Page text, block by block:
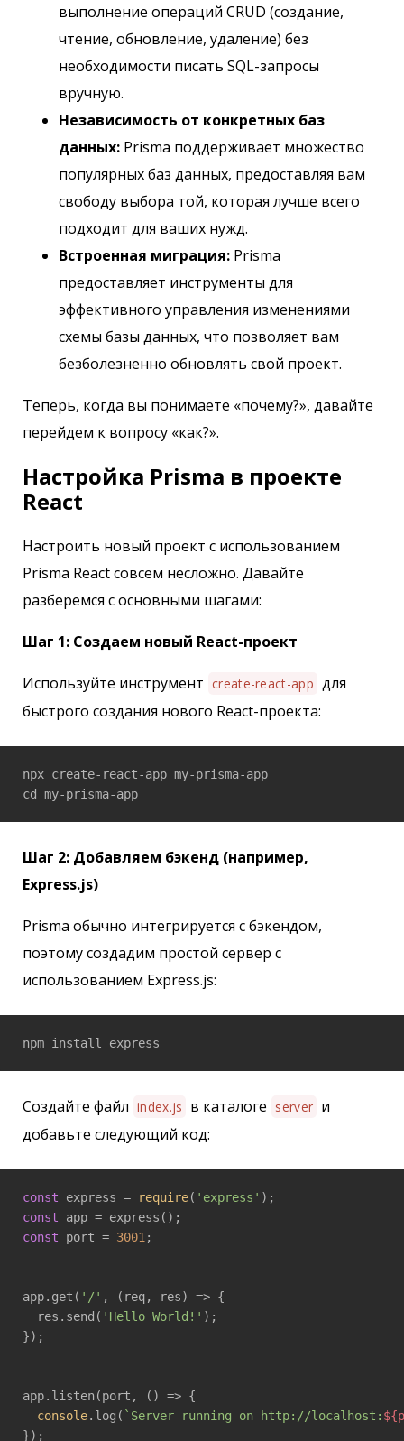
выполнение операций CRUD (создание,
чтение, обновление, удаление) без
необходимости писать SQL-запросы
вручную.
Независимость от конкретных баз
данных: Prisma поддерживает множество
популярных баз данных, предоставляя вам
свободу выбора той, которая лучше всего
подходит для ваших нужд.
Встроенная миграция: Prisma
предоставляет инструменты для
эффективного управления изменениями
схемы базы данных, что позволяет вам
безболезненно обновлять свой проект.
Теперь, когда вы понимаете «почему?», давайте
перейдем к вопросу «как?».
Настройка Prisma в проекте
React
Настроить новый проект с использованием
Prisma React совсем несложно. Давайте
разберемся с основными шагами:
Шаг 1: Создаем новый React-проект
Используйте инструмент create-react-app для
быстрого создания нового React-проекта:
npx create-react-app my-prisma-app
cd my-prisma-app
Шаг 2: Добавляем бэкенд (например,
Express.js)
Prisma обычно интегрируется с бэкендом,
поэтому создадим простой сервер с
использованием Express.js:
npm install express
Создайте файл index.js в каталоге server и
добавьте следующий код:
const express = require( 'express'
const
const port = 3001 ;
app.get( '/' , ( req, res) => {
  res.send(
'Hello World!' );
});
app.listen(port, () => {
console.log( `Server running on http://localhost:
});